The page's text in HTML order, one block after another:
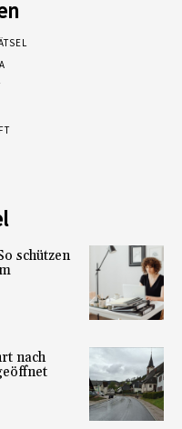
schützen
nach